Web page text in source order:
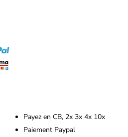
Payez en CB, 2x 3x 4x 10x
Paiement Paypal